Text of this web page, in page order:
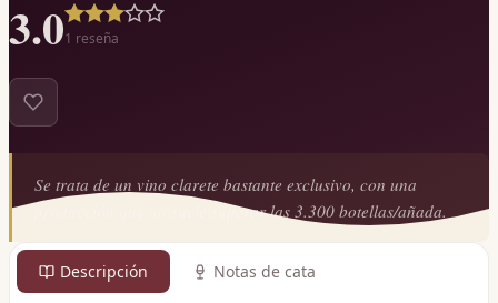
3.01 reseña
Se trata de un vino clarete bastante exclusivo, con una
producción que no suele superar las 3.300 botellas/añada.
Descripción Notas de cata